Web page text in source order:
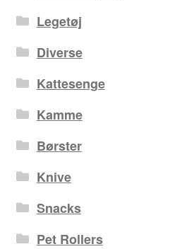
Legetøj
Diverse
Kattesenge
Kamme
Børster
Knive
Snacks
Pet Rollers